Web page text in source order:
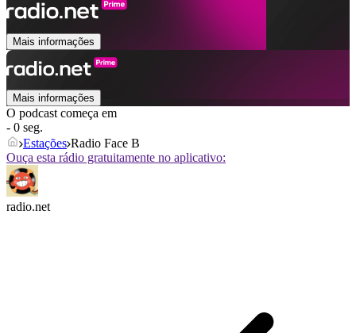
Mais informações
Mais informações
O podcast começa em
- 0 seg.
Estações Radio Face B
Ouça esta rádio gratuitamente no aplicativo:
radio.net